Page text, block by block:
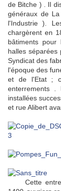
de Bitche ) . Il
généraux de
l'Industrie ).
chargèrent en
bâtiments pour
halles
Syndicat des
l'époque des
et de l'Etat ;
enterrements .
installées
et rue Alibert
Cette